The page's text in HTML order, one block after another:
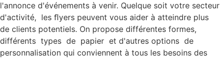
l'annonce d'événements à venir. Quelque soit votre secteur
d'activité, les ﬂyers peuvent vous aider à atteindre plus
de clients potentiels. On propose différentes formes,
différents types de papier et d'autres options de
personnalisation qui conviennent à tous les besoins des